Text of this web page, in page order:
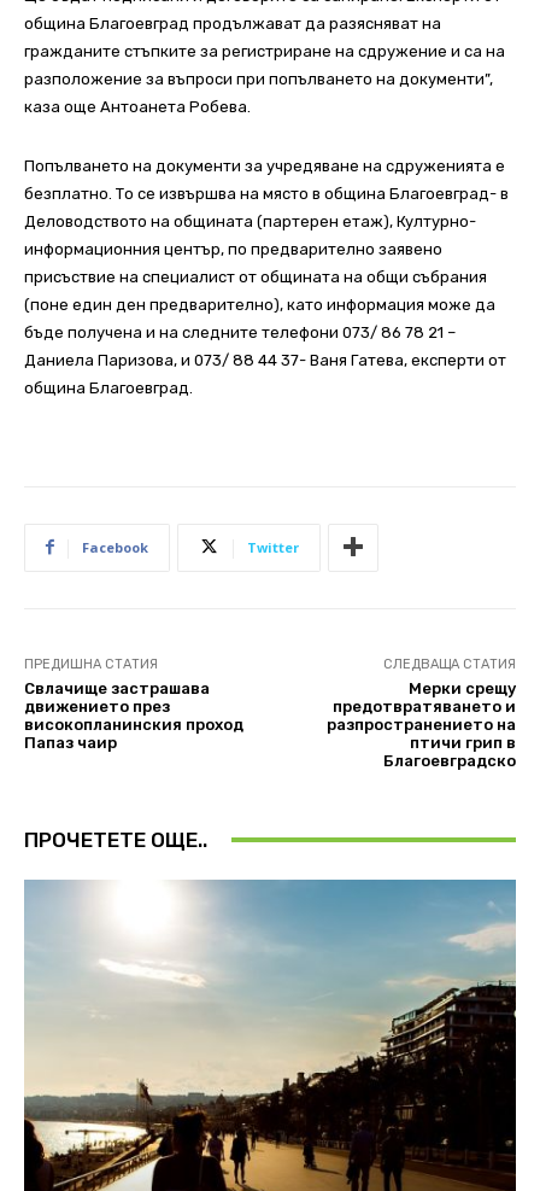
община Благоевград продължават да разясняват на
гражданите стъпките за регистриране на сдружение и са на
разположение за въпроси при попълването на документи”,
каза още Антоанета Робева.
Попълването на документи за учредяване на сдруженията е
безплатно. То се извършва на място в община Благоевград- в
Деловодството на общината (партерен етаж), Културно-
информационния център, по предварително заявено
присъствие на специалист от общината на общи събрания
(поне един ден предварително), като информация може да
бъде получена и на следните телефони 073/ 86 78 21 –
Даниела Паризова, и 073/ 88 44 37- Ваня Гатева, експерти от
община Благоевград.
Facebook Twitter
ПРЕДИШНА СТАТИЯ
Свлачище застрашава
движението през
високопланинския проход
Папаз чаир
СЛЕДВАЩА СТАТИЯ
Мерки срещу
предотвратяването и
разпространението на
птичи грип в
Благоевградско
ПРОЧЕТЕТЕ ОЩЕ..